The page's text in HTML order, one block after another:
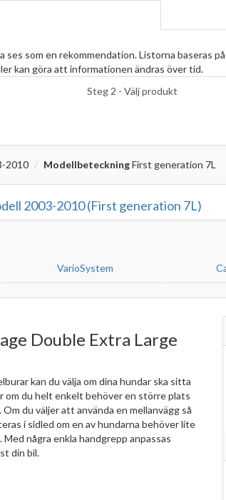
som en rekommendation. Listorna baseras
kan göra att informationen ändras över tid.
Steg 2 - Välj produkt
2010 ModellbeteckningFirst generation 7L
2003-2010 (First generation 7L)
VarioSystem
Double Extra Large
kan du välja om dina hundar ska sitta
om du helt enkelt behöver en större plats
du väljer att använda en mellanvägg så
i sidled om en av hundarna behöver lite
några enkla handgrepp anpassas
din bil.